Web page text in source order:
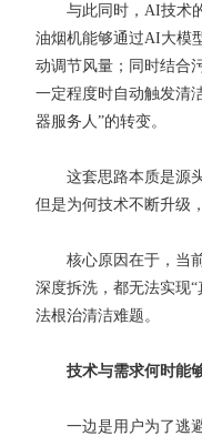
与此同时，AI技术的
油烟机能够通过AI大模
动调节风量；同时结合
一定程度时自动触发清
器服务人”的转变。
这套思路本质是源头
但是为何技术不断升级
核心原因在于，当前
深度拆洗，都无法实现
法根治清洁难题。
技术与需求何时能够
一边是用户为了逃避